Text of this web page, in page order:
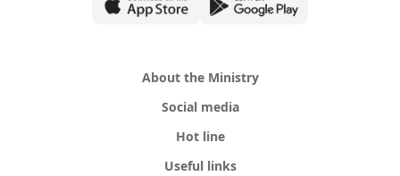
About the Ministry
Social media
Hot line
Useful links